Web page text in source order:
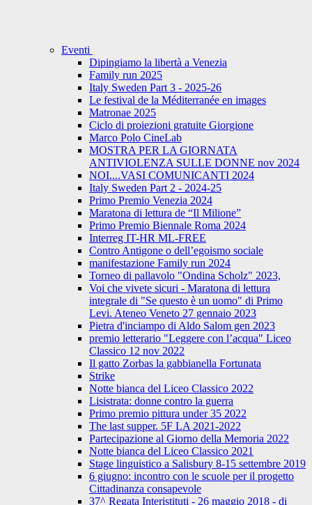
Eventi
Dipingiamo la libertà a Venezia
Family run 2025
Italy Sweden Part 3 - 2025-26
Le festival de la Méditerranée en images
Matronae 2025
Ciclo di proiezioni gratuite Giorgione
Marco Polo CineLab
MOSTRA PER LA GIORNATA
ANTIVIOLENZA SULLE DONNE nov 2024
NOI....VASI COMUNICANTI 2024
Italy Sweden Part 2 - 2024-25
Primo Premio Venezia 2024
Maratona di lettura de “Il Milione”
Primo Premio Biennale Roma 2024
Interreg IT-HR ML-FREE
Contro Antigone o dell’egoismo sociale
manifestazione Family run 2024
Torneo di pallavolo "Ondina Scholz" 2023,
Voi che vivete sicuri - Maratona di lettura
integrale di "Se questo è un uomo" di Primo
Levi. Ateneo Veneto 27 gennaio 2023
Pietra d'inciampo di Aldo Salom gen 2023
premio letterario "Leggere con l’acqua" Liceo
Classico 12 nov 2022
Il gatto Zorbas la gabbianella Fortunata
Strike
Notte bianca del Liceo Classico 2022
Lisistrata: donne contro la guerra
Primo premio pittura under 35 2022
The last supper. 5F LA 2021-2022
Partecipazione al Giorno della Memoria 2022
Notte bianca del Liceo Classico 2021
Stage linguistico a Salisbury 8-15 settembre 2019
6 giugno: incontro con le scuole per il progetto
Cittadinanza consapevole
37^ Regata Interistituti - 26 maggio 2018 - di